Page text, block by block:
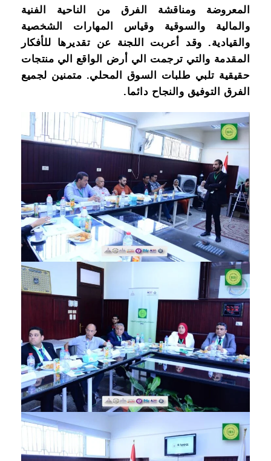
المعروضة ومناقشة الفرق من الناحية الفنية
والمالية والسوقية وقياس المهارات الشخصية
والقيادية. وقد أعربت اللجنة عن تقديرها للأفكار
المقدمة والتي ترجمت الي أرض الواقع الي منتجات
حقيقية تلبي طلبات السوق المحلي. متمنين لجميع
الفرق التوفيق والنجاح دائما.